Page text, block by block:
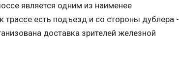
является одним из наименее
есть подъезд и со стороны дублера -
доставка зрителей железной